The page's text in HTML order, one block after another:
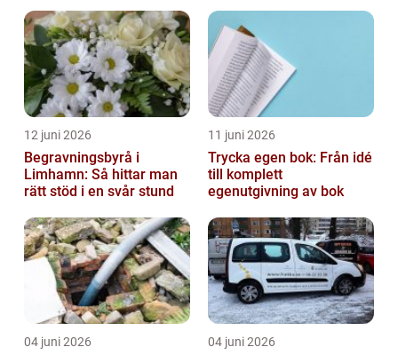
12 juni 2026
Begravningsbyrå i
Limhamn: Så hittar man
rätt stöd i en svår stund
11 juni 2026
Trycka egen bok: Från idé
till komplett
egenutgivning av bok
04 juni 2026 04 juni 2026